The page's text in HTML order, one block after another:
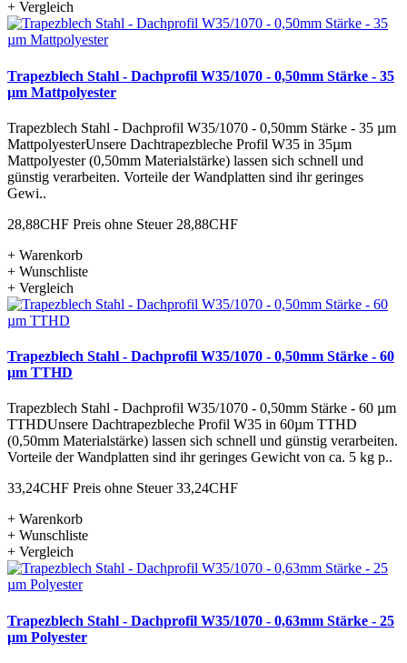
+ Vergleich
Trapezblech Stahl - Dachprofil W35/1070 - 0,50mm Stärke - 35
µm Mattpolyester
Trapezblech Stahl - Dachprofil W35/1070 - 0,50mm Stärke - 35 µm
MattpolyesterUnsere Dachtrapezbleche Profil W35 in 35µm
Mattpolyester (0,50mm Materialstärke) lassen sich schnell und
günstig verarbeiten. Vorteile der Wandplatten sind ihr geringes
Gewi..
28,88CHF Preis ohne Steuer 28,88CHF
+ Warenkorb
+ Wunschliste
+ Vergleich
Trapezblech Stahl - Dachprofil W35/1070 - 0,50mm Stärke - 60
µm TTHD
Trapezblech Stahl - Dachprofil W35/1070 - 0,50mm Stärke - 60 µm
TTHDUnsere Dachtrapezbleche Profil W35 in 60µm TTHD
(0,50mm Materialstärke) lassen sich schnell und günstig verarbeiten.
Vorteile der Wandplatten sind ihr geringes Gewicht von ca. 5 kg p..
33,24CHF Preis ohne Steuer 33,24CHF
+ Warenkorb
+ Wunschliste
+ Vergleich
Trapezblech Stahl - Dachprofil W35/1070 - 0,63mm Stärke - 25
µm Polyester